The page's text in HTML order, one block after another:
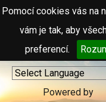
Pomocí cookies vás na
vám je tak, aby
preferencí.
Powered by